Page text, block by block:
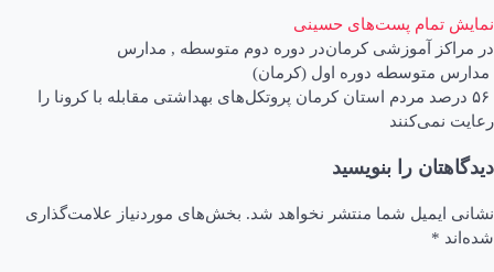
پست‌های حسینی
آموزشی کرمان دردوره دوم متوسطه,مدارس
دوره اول (کرمان)
مردم استان کرمان پروتکل‌های بهداشتی مقابله با کرونا را
را بنویسید
شما منتشر نخواهد شد. بخش‌های موردنیاز علامت‌گذاری
*